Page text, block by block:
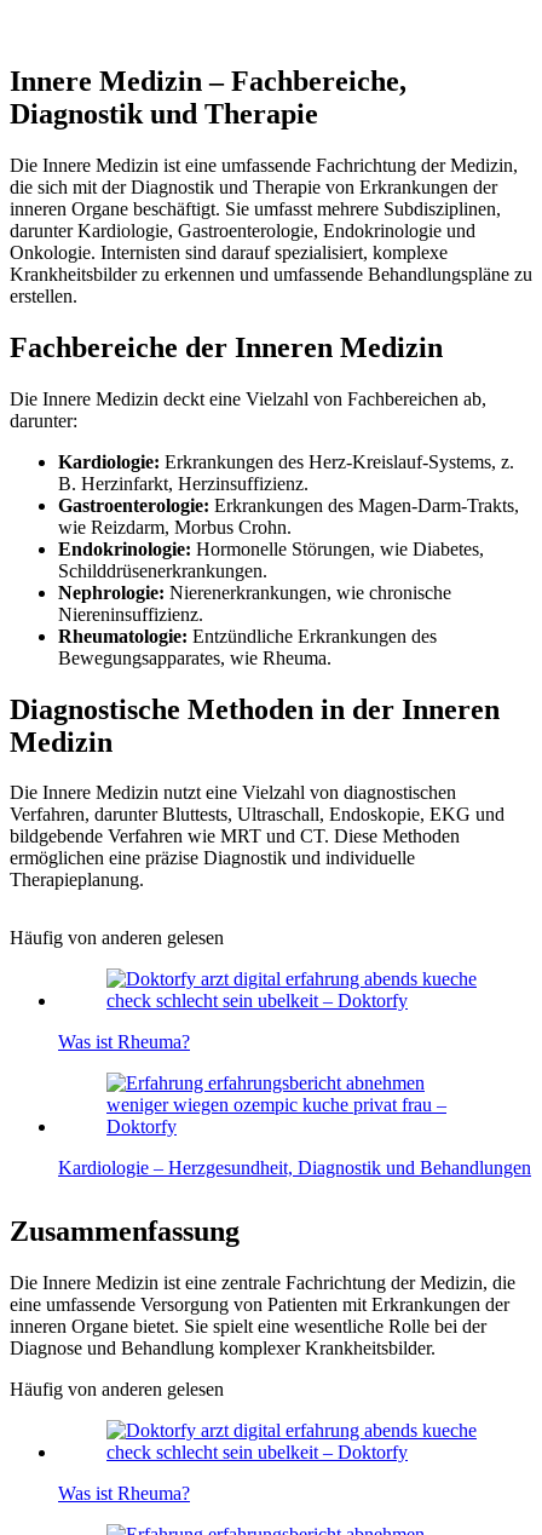
Innere Medizin – Fachbereiche,
Diagnostik und Therapie
Die Innere Medizin ist eine umfassende Fachrichtung der Medizin,
die sich mit der Diagnostik und Therapie von Erkrankungen der
inneren Organe beschäftigt. Sie umfasst mehrere Subdisziplinen,
darunter Kardiologie, Gastroenterologie, Endokrinologie und
Onkologie. Internisten sind darauf spezialisiert, komplexe
Krankheitsbilder zu erkennen und umfassende Behandlungspläne zu
erstellen.
Fachbereiche der Inneren Medizin
Die Innere Medizin deckt eine Vielzahl von Fachbereichen ab,
darunter:
Kardiologie: Erkrankungen des Herz-Kreislauf-Systems, z.
B. Herzinfarkt, Herzinsuffizienz.
Gastroenterologie: Erkrankungen des Magen-Darm-Trakts,
wie Reizdarm, Morbus Crohn.
Endokrinologie: Hormonelle Störungen, wie Diabetes,
Schilddrüsenerkrankungen.
Nephrologie: Nierenerkrankungen, wie chronische
Niereninsuffizienz.
Rheumatologie: Entzündliche Erkrankungen des
Bewegungsapparates, wie Rheuma.
Diagnostische Methoden in der Inneren
Medizin
Die Innere Medizin nutzt eine Vielzahl von diagnostischen
Verfahren, darunter Bluttests, Ultraschall, Endoskopie, EKG und
bildgebende Verfahren wie MRT und CT. Diese Methoden
ermöglichen eine präzise Diagnostik und individuelle
Therapieplanung.
Häufig von anderen gelesen
Was ist Rheuma?
Kardiologie – Herzgesundheit, Diagnostik und Behandlungen
Zusammenfassung
Die Innere Medizin ist eine zentrale Fachrichtung der Medizin, die
eine umfassende Versorgung von Patienten mit Erkrankungen der
inneren Organe bietet. Sie spielt eine wesentliche Rolle bei der
Diagnose und Behandlung komplexer Krankheitsbilder.
Häufig von anderen gelesen
Was ist Rheuma?